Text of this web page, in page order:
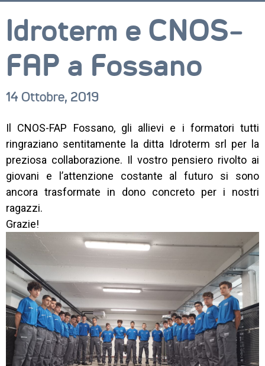
CORSI
NEWS
SETTORI
PROFESSIONALI
SERVIZI
AL
LAVORO
IL
CENTRO
PROGETTO
EDUCATIVO
ORIENTAMENTO
Idroterm e CNOS-
FAP a Fossano
14 Ottobre, 2019
Il CNOS-FAP Fossano, gli allievi e i formatori tutti
ringraziano sentitamente la ditta Idroterm srl per la
preziosa collaborazione. Il vostro pensiero rivolto ai
giovani e l’attenzione costante al futuro si sono
ancora trasformate in dono concreto per i nostri
ragazzi.
Grazie!